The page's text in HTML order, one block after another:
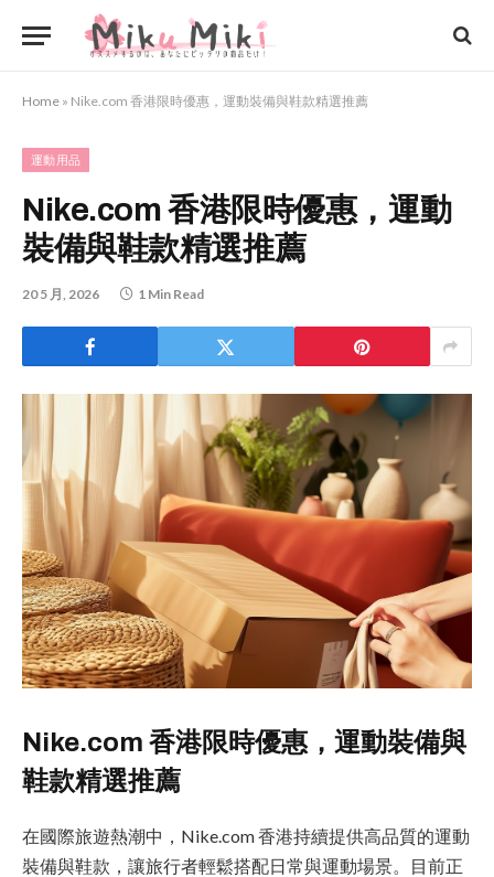
Home » Nike.com 香港限時優惠，運動裝備與鞋款精選推薦
運動用品
Nike.com 香港限時優惠，運動
裝備與鞋款精選推薦
20 5 月, 2026 1 Min Read
Nike.com 香港限時優惠，運動裝備與
鞋款精選推薦
在國際旅遊熱潮中，Nike.com 香港持續提供高品質的運動
裝備與鞋款，讓旅行者輕鬆搭配日常與運動場景。目前正